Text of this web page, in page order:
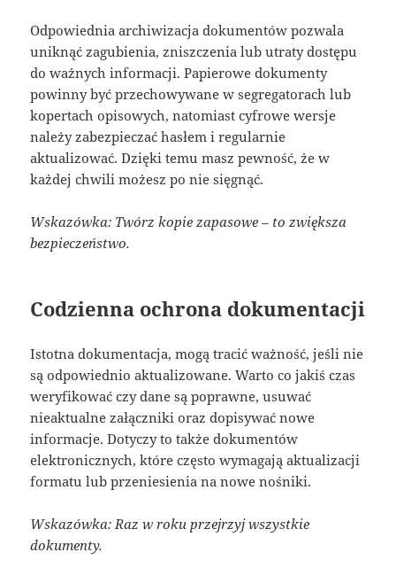
Odpowiednia archiwizacja dokumentów pozwala
uniknąć zagubienia, zniszczenia lub utraty dostępu
do ważnych informacji. Papierowe dokumenty
powinny być przechowywane w segregatorach lub
kopertach opisowych, natomiast cyfrowe wersje
należy zabezpieczać hasłem i regularnie
aktualizować. Dzięki temu masz pewność, że w
każdej chwili możesz po nie sięgnąć.
Wskazówka: Twórz kopie zapasowe – to zwiększa
bezpieczeństwo.
Codzienna ochrona dokumentacji
Istotna dokumentacja, mogą tracić ważność, jeśli nie
są odpowiednio aktualizowane. Warto co jakiś czas
weryfikować czy dane są poprawne, usuwać
nieaktualne załączniki oraz dopisywać nowe
informacje. Dotyczy to także dokumentów
elektronicznych, które często wymagają aktualizacji
formatu lub przeniesienia na nowe nośniki.
Wskazówka: Raz w roku przejrzyj wszystkie
dokumenty.